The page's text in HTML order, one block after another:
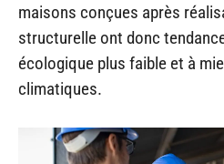
maisons conçues après
structurelle ont donc
écologique plus faible et à
climatiques.